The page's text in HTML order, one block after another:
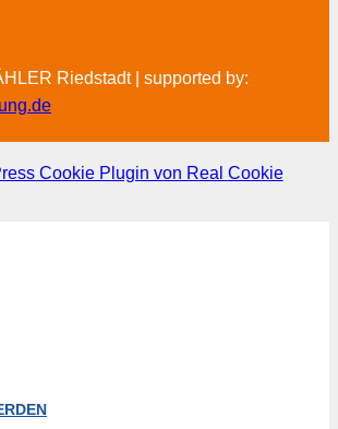
Riedstadt | supported by:
Cookie Plugin von Real Cookie